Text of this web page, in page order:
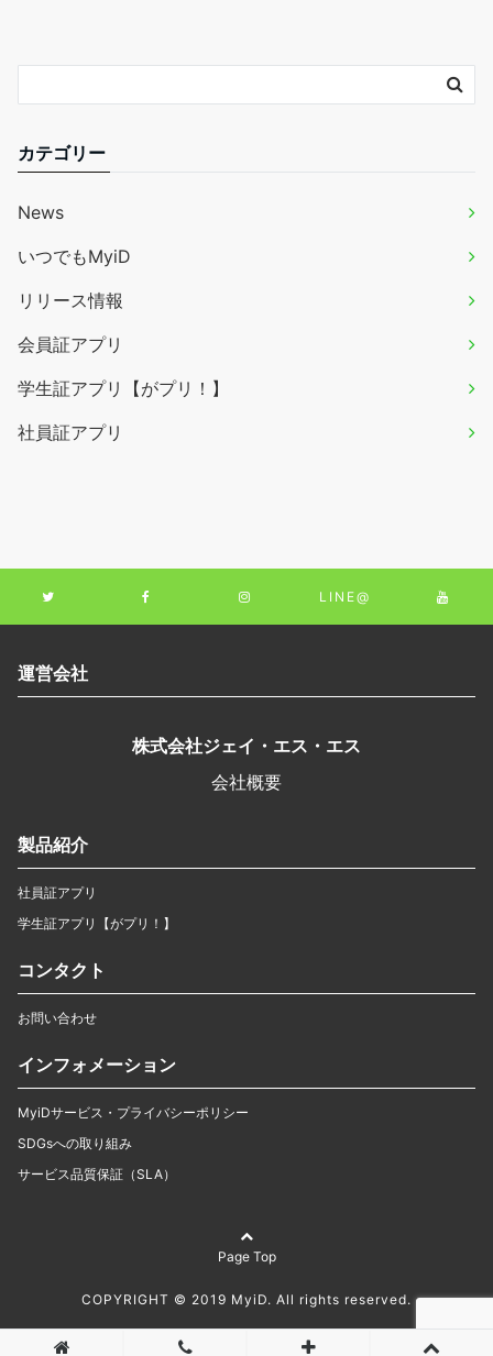
カテゴリー
News
いつでもMyiD
リリース情報
会員証アプリ
学生証アプリ【がプリ！】
社員証アプリ
LINE@
運営会社
株式会社ジェイ・エス・エス
会社概要
製品紹介
社員証アプリ
学生証アプリ【がプリ！】
コンタクト
お問い合わせ
インフォメーション
MyiDサービス・プライバシーポリシー
SDGsへの取り組み
サービス品質保証（SLA）
Page Top
COPYRIGHT © 2019 MyiD. All rights reserved.